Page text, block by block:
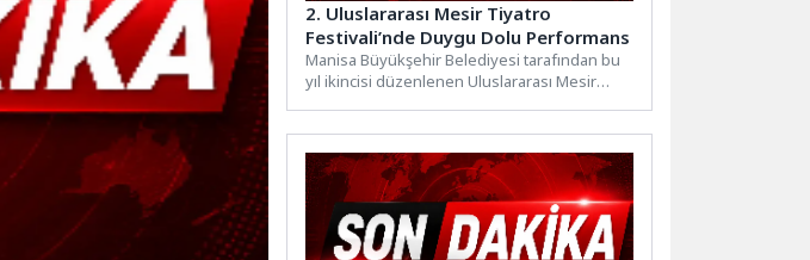
2. Uluslararası Mesir Tiyatro
Festivali’nde Duygu Dolu Performans
Manisa Büyükşehir Belediyesi tarafından bu
yıl ikincisi düzenlenen Uluslararası Mesir